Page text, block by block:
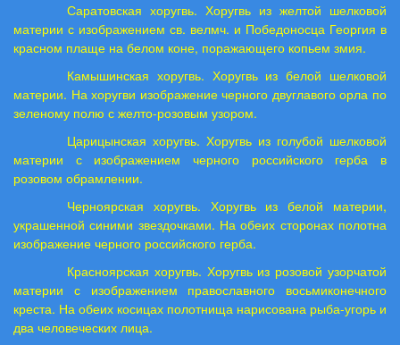
Саратовская хоругвь. Хоругвь из желтой шелковой
материи с изображением св. велмч. и Победоносца Георгия в
красном плаще на белом коне, поражающего копьем змия.
Камышинская хоругвь. Хоругвь из белой шелковой
материи. На хоругви изображение черного двуглавого орла по
зеленому полю с желто-розовым узором.
Царицынская хоругвь. Хоругвь из голубой шелковой
материи с изображением черного российского герба в
розовом обрамлении.
Черноярская хоругвь. Хоругвь из белой материи,
украшенной синими звездочками. На обеих сторонах полотна
изображение черного российского герба.
Красноярская хоругвь. Хоругвь из розовой узорчатой
материи с изображением православного восьмиконечного
креста. На обеих косицах полотнища нарисована рыба-угорь и
два человеческих лица.